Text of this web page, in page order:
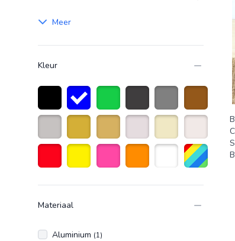
Meer
Kleur
Zwart Blauw Groen Donkergrijs
Grijs Bruin
Licht grijsGoud GoudkleurigCreme witBeige Naturelkleur
Materiaal
Aluminium (1)